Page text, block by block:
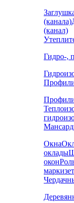
(канала)
(канал)
Гидро-,
Окна
оклады
окон